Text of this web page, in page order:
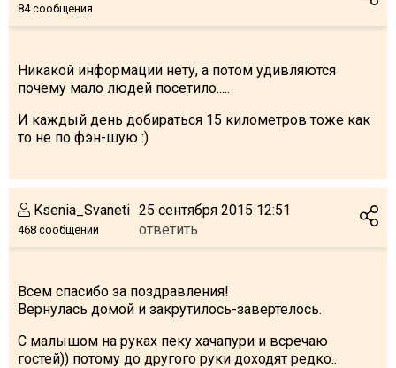
84 сообщения
Никакой информации нету, а потом удивляются
почему мало людей посетило.....
И каждый день добираться 15 километров тоже как
то не по фэн-шую :)
Ksenia_Svaneti
468 сообщений
25 сентября 2015 12:51
ответить
Всем спасибо за поздравления!
Вернулась домой и закрутилось-завертелось.
С малышом на руках пеку хачапури и всречаю
гостей)) потому до другого руки доходят редко..